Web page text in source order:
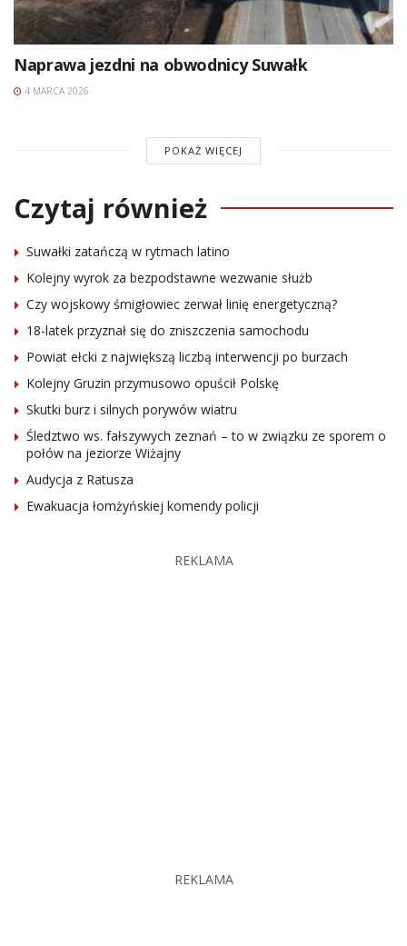
Naprawa jezdni na obwodnicy Suwałk
4 MARCA 2026
POKAŻ WIĘCEJ
Czytaj również
Suwałki zatańczą w rytmach latino
Kolejny wyrok za bezpodstawne wezwanie służb
Czy wojskowy śmigłowiec zerwał linię energetyczną?
18-latek przyznał się do zniszczenia samochodu
Powiat ełcki z największą liczbą interwencji po burzach
Kolejny Gruzin przymusowo opuścił Polskę
Skutki burz i silnych porywów wiatru
Śledztwo ws. fałszywych zeznań – to w związku ze sporem o
połów na jeziorze Wiżajny
Audycja z Ratusza
Ewakuacja łomżyńskiej komendy policji
REKLAMA
REKLAMA